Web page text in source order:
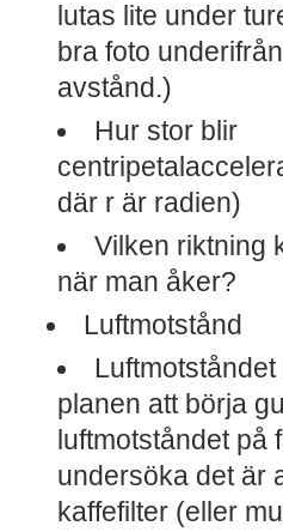
lutas lite under
bra foto
avstånd.)
Hur stor blir
där r är radien)
Vilken riktning
när man åker?
Luftmotstånd
planen att börja
luftmotståndet på
undersöka det är
kaffefilter (eller